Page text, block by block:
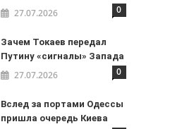
27.07.2026 0
Зачем Токаев передал
Путину «сигналы» Запада
27.07.2026 0
Вслед за портами Одессы
пришла очередь Киева